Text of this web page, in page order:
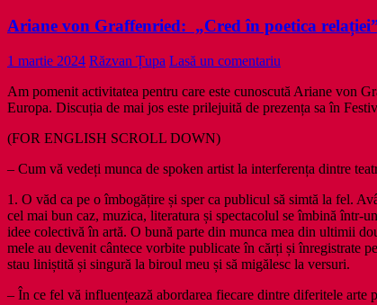
Ariane von Graffenried: „Cred în poetica
1 martie 2024 Răzvan Țupa Lasă un comentariu
Am pomenit activitatea pentru care este cunoscută Ariane von
Europa. Discuția de mai jos este prilejuită de prezența sa în
(FOR ENGLISH SCROLL DOWN)
– Cum vă vedeți munca de spoken artist la interferența dintre
1. O văd ca pe o îmbogățire și sper ca publicul să simtă la fel.
cel mai bun caz, muzica, literatura și spectacolul se îmbină într-
idee colectivă în artă. O bună parte din munca mea din ultimii
mele au devenit cântece vorbite publicate în cărți și înregistrate
stau liniștită și singură la biroul meu și să migălesc la versuri.
– În ce fel vă influențează abordarea fiecare dintre diferitele arte